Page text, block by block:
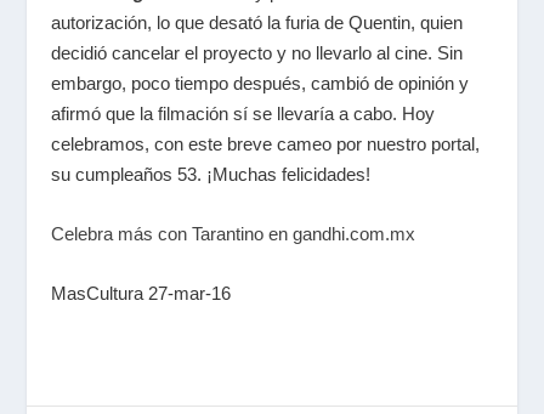
autorización, lo que desató la furia de Quentin, quien
decidió cancelar el proyecto y no llevarlo al cine. Sin
embargo, poco tiempo después, cambió de opinión y
afirmó que la filmación sí se llevaría a cabo. Hoy
celebramos, con este breve cameo por nuestro portal,
su cumpleaños 53. ¡Muchas felicidades!
Celebra más con Tarantino en gandhi.com.mx
MasCultura 27-mar-16